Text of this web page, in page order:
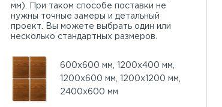
мм). При таком способе поставки не
нужны точные замеры и детальный
проект. Вы можете выбрать один или
несколько стандартных размеров.
600х600 мм, 1200х400 мм,
1200х600 мм, 1200х1200 мм,
2400х600 мм